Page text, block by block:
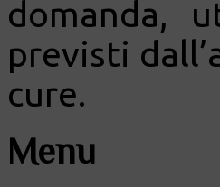
domanda,
previsti
cure.
Menu